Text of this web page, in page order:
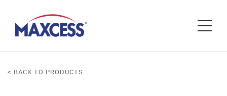
< BACK TO PRODUCTS